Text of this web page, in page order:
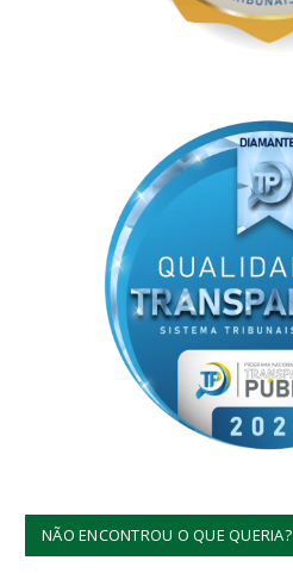
NÃO ENCONTROU O QUE QUERIA?